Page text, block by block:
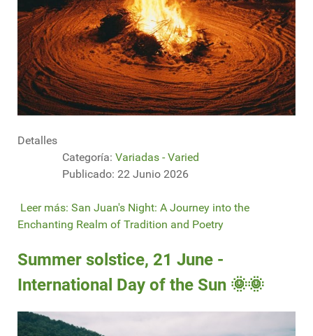
Detalles
Categoría: Variadas - Varied
Publicado: 22 Junio 2026
Leer más: San Juan's Night: A Journey into the
Enchanting Realm of Tradition and Poetry
Summer solstice, 21 June -
International Day of the Sun 🌞🌞